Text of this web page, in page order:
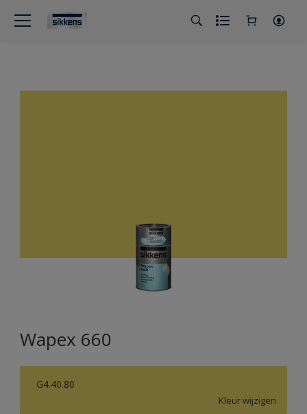
Wapex 660
G4.40.80
Kleur wijzigen